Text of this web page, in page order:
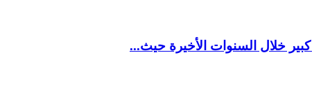
خلال السنوات الأخيرة حيث...